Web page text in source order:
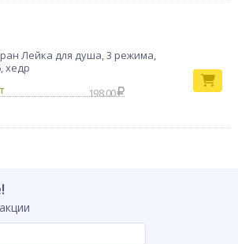
Лейка для душа, 3 режима,
хедр
198.00